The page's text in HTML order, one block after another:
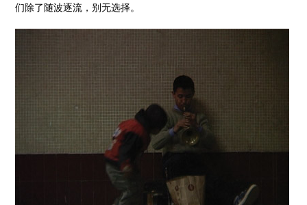
们除了随波逐流，别无选择。